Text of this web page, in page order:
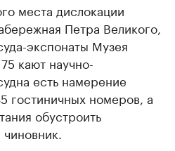
места дислокации
Петра Великого,
экспонаты Музея
кают научно-
есть намерение
гостиничных номеров, а
обустроить